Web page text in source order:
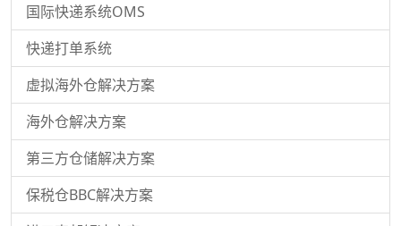
国际快递系统OMS
快递打单系统
虚拟海外仓解决方案
海外仓解决方案
第三方仓储解决方案
保税仓BBC解决方案